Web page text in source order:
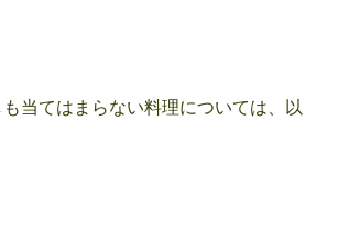
当てはまらない料理については、以